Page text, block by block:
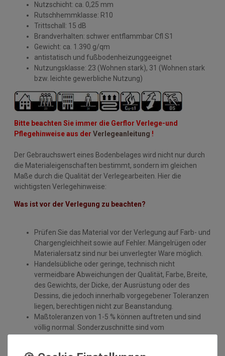
Nutzschicht: ca. 0,25 mm
Rutschhemmklasse: R10
Trittschall: 15 dB
Brandverhalten: schwer entflammbar Cfl S1
Gewicht: ca. 1.390 g/qm
antistatisch und fußbodenheizunggeeignet
Nutzungsklasse: 23 (Wohnen stark), 31 (Wohnen stark
bzw. leichte gewerbliche Nutzung)
Bitte beachten Sie immer die Gerflor Verlege-und
Pflegehinweise aus der Verlegeanleitung !
Der Gebrauchswert eines Bodenbelages wird nicht nur durch
die Materialeigenschaften bestimmt, sondern im gleichen
Maße durch die Qualität der Verlegearbeiten. Hier die
wichtigsten Verlegehinweise:
Was ist vor der Verlegung zu beachten?
Prüfen Sie das Material vor der Verlegung auf Farb- und
Chargengleichheit sowie auf Fehler. Mängelrügen oder
Materialersatz sind nur bei unverlegter Ware möglich.
Handelsübliche oder geringe, technisch nicht
vermeidbare Abweichungen der Qualität, Farbe, Breite,
des Gewichts, der Dicke, der Ausrüstung oder des
Dessins, die jedoch innerhalb vorgegebener Toleranzen
liegen, berechtigen nicht zur Beanstandung.
Maßtoleranzen von 1-5 % können auftreten und sind
völlig normal. Sonderzuschnitte sind vom